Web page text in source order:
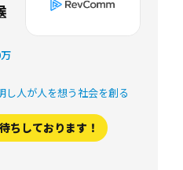
し人が人を想う社会を創る
ちしております！